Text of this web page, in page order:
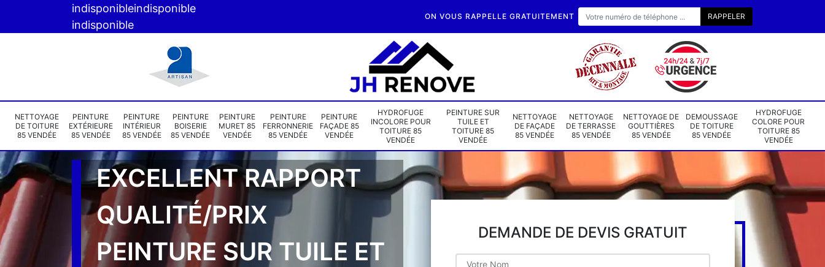
indisponibleindisponible
indisponible
ON VOUS RAPPELLE GRATUITEMENT
NETTOYAGE
DE TOITURE
85 VENDÉE
PEINTURE
EXTÉRIEURE
85 VENDÉE
PEINTURE
INTÉRIEUR
85 VENDÉE
PEINTURE
BOISERIE
85 VENDÉE
PEINTURE
MURET 85
VENDÉE
PEINTURE
FERRONNERIE
85 VENDÉE
PEINTURE
FAÇADE 85
VENDÉE
HYDROFUGE
INCOLORE POUR
TOITURE 85
VENDÉE
PEINTURE SUR
TUILE ET
TOITURE 85
VENDÉE
NETTOYAGE
DE FAÇADE
85 VENDÉE
NETTOYAGE
DE TERRASSE
85 VENDÉE
NETTOYAGE DE
GOUTTIÈRES
85 VENDÉE
DEMOUSSAGE
DE TOITURE
85 VENDÉE
HYDROFUGE
COLORE POUR
TOITURE 85
VENDÉE
EXCELLENT RAPPORT
QUALITÉ/PRIX
PEINTURE SUR TUILE ET
DEMANDE DE DEVIS GRATUIT